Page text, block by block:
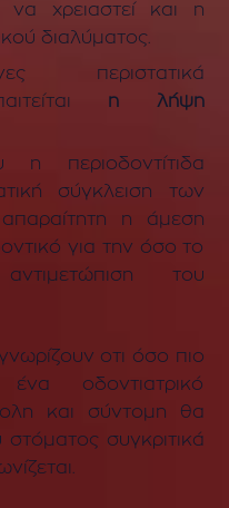
να χρειαστεί και η
διαλύματος.
περιστατικά
η λήψη
περιοδοντίτιδα
σύγκλειση των
η άμεση
για την όσο το
του
οτι όσο πιο
οδοντιατρικό
και σύντομη θα
συγκριτικά